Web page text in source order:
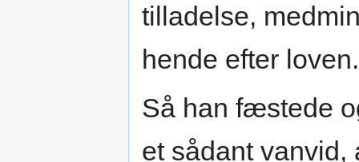
tilladelse,
hende efter loven.
Så han fæstede
et sådant vanvid,